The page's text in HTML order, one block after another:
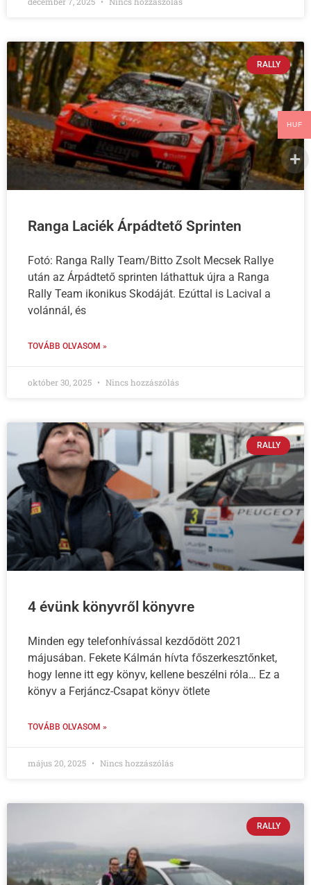
RALLY
Ranga Laciék Árpádtető Sprinten
Fotó: Ranga Rally Team/Bitto Zsolt Mecsek Rallye
után az Árpádtető sprinten láthattuk újra a Ranga
Rally Team ikonikus Skodáját. Ezúttal is Lacival a
volánnál, és
TOVÁBB OLVASOM »
október 30, 2025 Nincs hozzászólás
RALLY
4 évünk könyvről könyvre
Minden egy telefonhívással kezdődött 2021
májusában. Fekete Kálmán hívta főszerkesztőnket,
hogy lenne itt egy könyv, kellene beszélni róla… Ez a
könyv a Ferjáncz-Csapat könyv ötlete
TOVÁBB OLVASOM »
május 20, 2025 Nincs hozzászólás
RALLY
HUF